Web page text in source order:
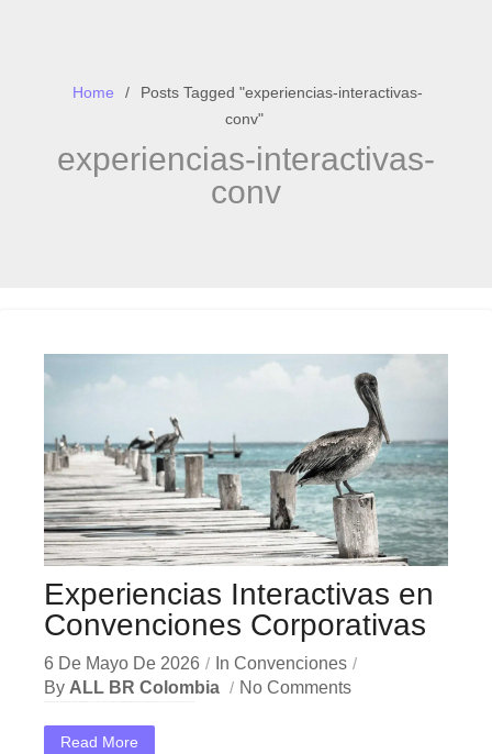
Home
Posts Tagged "experiencias-interactivas-
conv"
experiencias-interactivas-
conv
Experiencias Interactivas en
Convenciones Corporativas
6 De Mayo De 2026 In Convenciones
By ALL BR Colombia No Comments
Read More